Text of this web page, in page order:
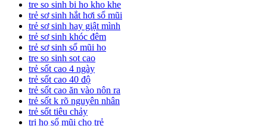
tre so sinh bi ho kho khe
trẻ sơ sinh hắt hơi sổ mũi
trẻ sơ sinh hay giật mình
trẻ sơ sinh khóc đêm
trẻ sơ sinh sổ mũi ho
tre so sinh sot cao
trẻ sốt cao 4 ngày
trẻ sốt cao 40 độ
trẻ sốt cao ăn vào nôn ra
trẻ sốt k rõ nguyên nhân
trẻ sốt tiêu chảy
trị ho sổ mũi cho trẻ